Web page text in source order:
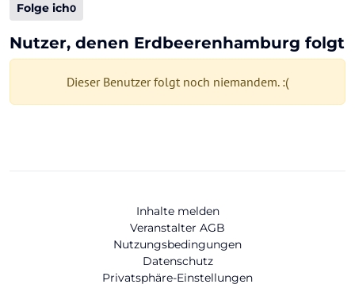
Folge ich0
Nutzer, denen Erdbeerenhamburg folgt
Dieser Benutzer folgt noch niemandem. :(
Inhalte melden
Veranstalter AGB
Nutzungsbedingungen
Datenschutz
Privatsphäre-Einstellungen